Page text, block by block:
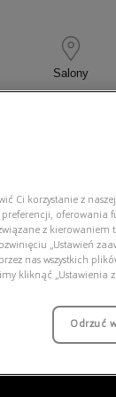
Salony
Ci korzystanie z
oferowania
z kierowaniem
„Ustawień
nas wszystkich
kliknąć „Ustawienia
Odrzuć